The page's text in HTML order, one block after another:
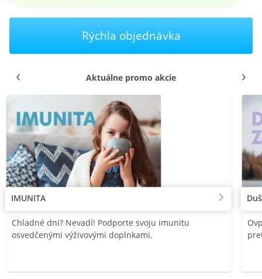
Rýchla objednávka
Aktuálne promo akcie
IMUNITA
Chladné dni? Nevadí! Podporte svoju imunitu
osvedčenými výživovými doplnkami.